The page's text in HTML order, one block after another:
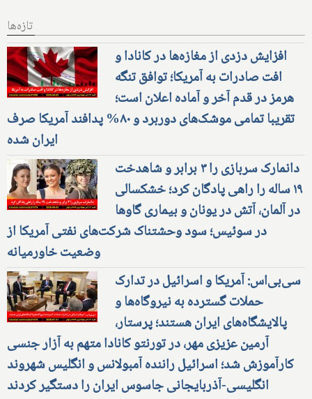
تازه‌ها
افزایش دزدی از مغازه‌ها در کانادا و
افت صادرات به آمریکا؛ توافق تنگه
هرمز در قدم آخر و آماده اعلان است؛
تقریبا تمامی موشک‌های دوربرد و ۸۰% پدافند آمریکا صرف
ایران شده
دانمارک سربازی را ۳ برابر و شاهدخت
۱۹ ساله را راهی پادگان کرد؛ خشکسالی
در آلمان، آتش در یونان و بیماری گاوها
در سوئیس؛ سود وحشتناک شرکت‌های نفتی آمریکا از
وضعیت خاورمیانه
سی‌بی‌اس: آمریکا و اسرائیل در تدارک
حملات گسترده به نیروگاه‌ها و
پالایشگاه‌های ایران هستند؛ پرستار،
آرمین عزیزی مهر، در تورنتو کانادا متهم به آزار جنسی
کارآموزش شد؛ اسرائیل راننده آمبولانس و انگلیس شهروند
انگلیسی-آذربایجانی جاسوس ایران را دستگیر کردند